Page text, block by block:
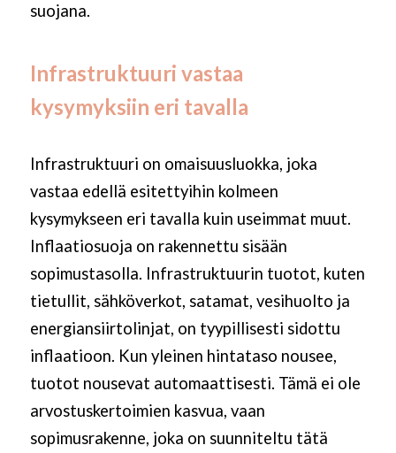
suojana.
Infrastruktuuri vastaa
kysymyksiin eri tavalla
Infrastruktuuri on omaisuusluokka, joka
vastaa edellä esitettyihin kolmeen
kysymykseen eri tavalla kuin useimmat muut.
Inflaatiosuoja on rakennettu sisään
sopimustasolla. Infrastruktuurin tuotot, kuten
tietullit, sähköverkot, satamat, vesihuolto ja
energiansiirtolinjat, on tyypillisesti sidottu
inflaatioon. Kun yleinen hintataso nousee,
tuotot nousevat automaattisesti. Tämä ei ole
arvostuskertoimien kasvua, vaan
sopimusrakenne, joka on suunniteltu tätä